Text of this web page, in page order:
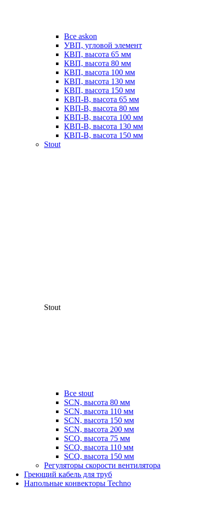
Все askon
УВП, угловой элемент
КВП, высота 65 мм
КВП, высота 80 мм
КВП, высота 100 мм
КВП, высота 130 мм
КВП, высота 150 мм
КВП-В, высота 65 мм
КВП-В, высота 80 мм
КВП-В, высота 100 мм
КВП-В, высота 130 мм
КВП-В, высота 150 мм
Stout
Stout
Все stout
SCN, высота 80 мм
SCN, высота 110 мм
SCN, высота 150 мм
SCN, высота 200 мм
SCQ, высота 75 мм
SCQ, высота 110 мм
SCQ, высота 150 мм
Регуляторы скорости вентилятора
Греющий кабель для труб
Напольные конвекторы Techno